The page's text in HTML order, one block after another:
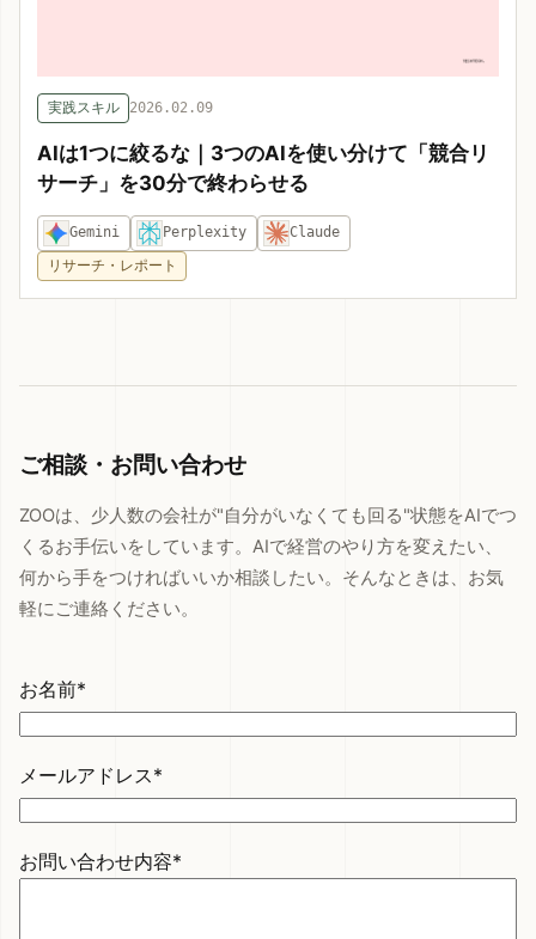
実践スキル 2026.02.09
AIは1つに絞るな｜3つのAIを使い分けて「競合リ
サーチ」を30分で終わらせる
Gemini Perplexity
Claude
リサーチ・レポート
ご相談・お問い合わせ
ZOOは、少人数の会社が"自分がいなくても回る"状態をAIでつ
くるお手伝いをしています。AIで経営のやり方を変えたい、
何から手をつければいいか相談したい。そんなときは、お気
軽にご連絡ください。
お名前*
メールアドレス*
お問い合わせ内容*